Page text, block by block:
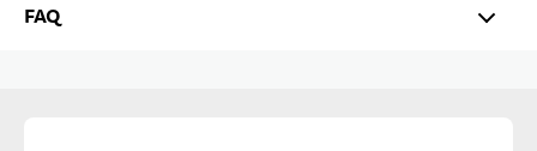
FAQ